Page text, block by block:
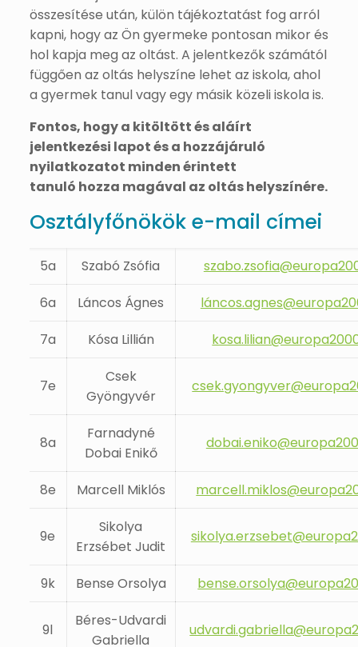
összesítése után, külön tájékoztatást fog arról
kapni, hogy az Ön gyermeke pontosan mikor és
hol kapja meg az oltást. A jelentkezők számától
függően az oltás helyszíne lehet az iskola, ahol
a gyermek tanul vagy egy másik közeli iskola is.
Fontos, hogy a kitöltött és aláírt
jelentkezési lapot és a hozzájáruló
nyilatkozatot minden érintett
tanuló hozza magával az oltás helyszínére.
Osztályfőnökök e-mail címei
5a Szabó Zsófia
6a
Láncos Ágnes
7a
Kósa Lillián
7e
Csek
Gyöngyvér
8a
Farnadyné
Dobai Enikő
8e Marcell Miklós
9e
Sikolya
Erzsébet Judit
9k Bense Orsolya
9l
Béres-Udvardi
Gabriella